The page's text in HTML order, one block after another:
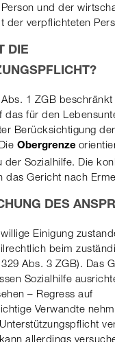
und der
der verpflichteten
DIE
1 ZGB
das für den
Berücksichtigung
Obergrenze
der Sozialhilfe. Die
das Gericht nach
DES
Einigung
beim
Abs. 3 ZGB). Das
Sozialhilfe
– Regress auf
Verwandte
allerdings